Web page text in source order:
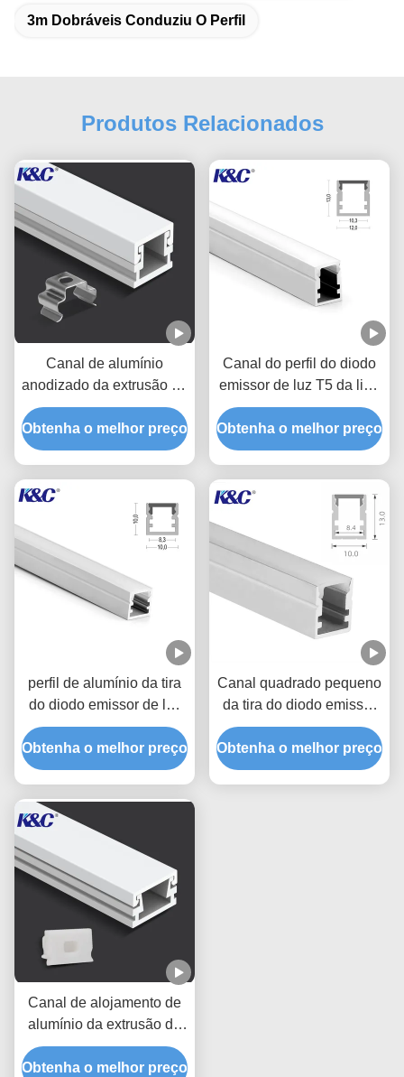
3m Dobráveis Conduziu O Perfil
Produtos Relacionados
Canal de alumínio
anodizado da extrusão do
perfil da tira pequena do
diodo emissor de luz
Obtenha o melhor preço
Canal do perfil do diodo
emissor de luz T5 da liga
de alumínio 6063 com
tampa do difusor do PC
Obtenha o melhor preço
perfil de alumínio da tira
do diodo emissor de luz
de 10*10mm com tampa
do difusor do PC de
PMMA
Obtenha o melhor preço
Canal quadrado pequeno
da tira do diodo emissor
de luz da luz de teto
10*13mm com difusor
Obtenha o melhor preço
Canal de alojamento de
alumínio da extrusão do
perfil da tira do diodo
emissor de luz 6063 T5
Obtenha o melhor preço